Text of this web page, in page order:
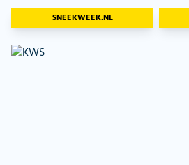
SNEEKWEEK.NL